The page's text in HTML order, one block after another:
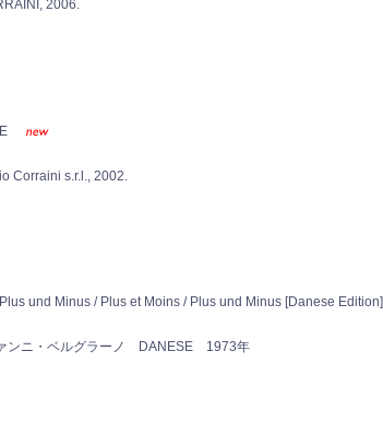
2006.
Corraini s.r.l., 2002.
und Minus / Plus et Moins / Plus und Minus [Danese Edition]
ンニ・ベルグラーノ DANESE 1973年